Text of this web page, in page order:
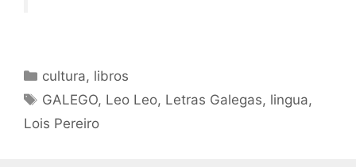
Categorías
cultura, libros
Etiquetas
GALEGO, Leo Leo, Letras Galegas, lingua,
Lois Pereiro